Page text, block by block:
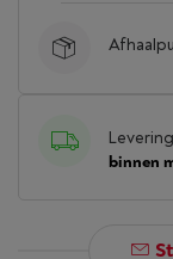
binnen